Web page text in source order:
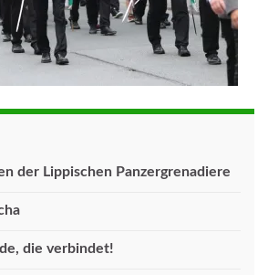
der Lippischen Panzergrenadiere
die verbindet!